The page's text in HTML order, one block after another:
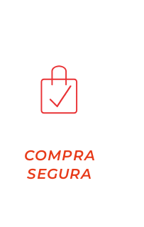
COMPRA
SEGURA